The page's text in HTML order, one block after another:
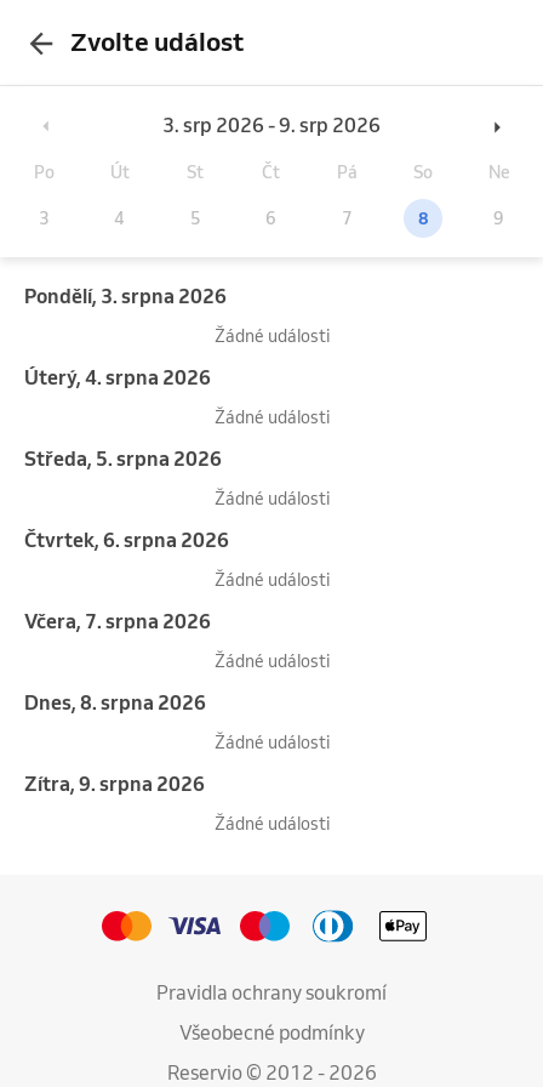
Zvolte událost
3. srp 2026 - 9. srp 2026
Po Út St Čt Pá So Ne
3 4 5 6 7 8 9
pondělí, 3. srpna 2026
Žádné události
úterý, 4. srpna 2026
Žádné události
středa, 5. srpna 2026
Žádné události
čtvrtek, 6. srpna 2026
Žádné události
Včera, 7. srpna 2026
Žádné události
Dnes, 8. srpna 2026
Žádné události
Zítra, 9. srpna 2026
Žádné události
Pravidla ochrany soukromí
Všeobecné podmínky
Reservio © 2012 - 2026